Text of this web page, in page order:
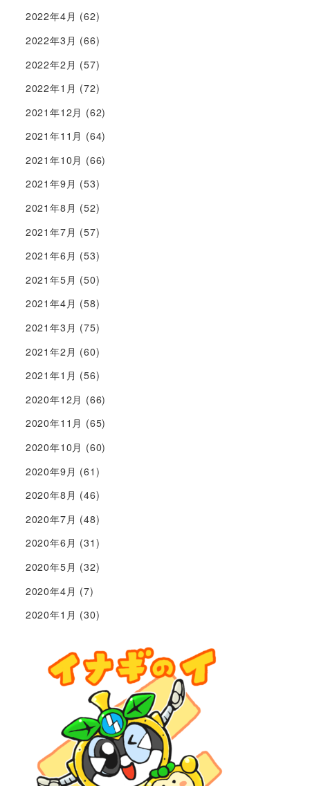
2022年4月 (62)
2022年3月 (66)
2022年2月 (57)
2022年1月 (72)
2021年12月 (62)
2021年11月 (64)
2021年10月 (66)
2021年9月 (53)
2021年8月 (52)
2021年7月 (57)
2021年6月 (53)
2021年5月 (50)
2021年4月 (58)
2021年3月 (75)
2021年2月 (60)
2021年1月 (56)
2020年12月 (66)
2020年11月 (65)
2020年10月 (60)
2020年9月 (61)
2020年8月 (46)
2020年7月 (48)
2020年6月 (31)
2020年5月 (32)
2020年4月 (7)
2020年1月 (30)